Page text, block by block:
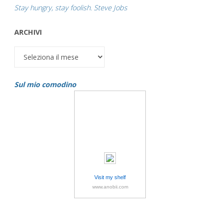
Stay hungry, stay foolish. Steve Jobs
ARCHIVI
Archivi
Sul mio comodino
Visit my shelf
www.anobii.com